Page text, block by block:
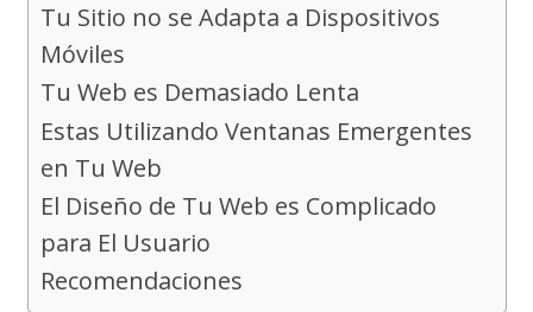
Tu Sitio no se Adapta a Dispositivos
Móviles
Tu Web es Demasiado Lenta
Estas Utilizando Ventanas Emergentes
en Tu Web
El Diseño de Tu Web es Complicado
para El Usuario
Recomendaciones